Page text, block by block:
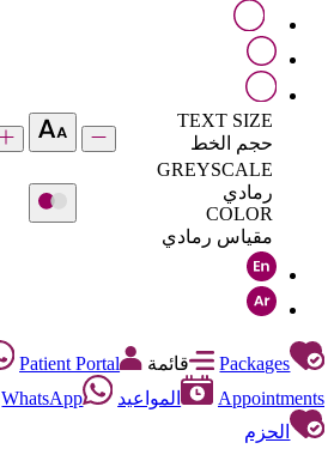
TEXT SIZE
حجم الخط
GREYSCALE
رمادي
COLOR
مقياس رمادي
Packages قائمة Patient Portal
Appointments
المواعيد WhatsApp
الحزم